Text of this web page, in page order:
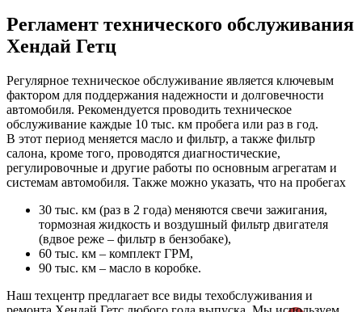
Регламент технического обслуживания
Хендай Гетц
Регулярное техническое обслуживание является ключевым
фактором для поддержания надежности и долговечности
автомобиля. Рекомендуется проводить техническое
обслуживание каждые 10 тыс. км пробега или раз в год.
В этот период меняется масло и фильтр, а также фильтр
салона, кроме того, проводятся диагностические,
регулировочные и другие работы по основным агрегатам и
системам автомобиля. Также можно указать, что на пробегах
30 тыс. км (раз в 2 года) меняются свечи зажигания,
тормозная жидкость и воздушный фильтр двигателя
(вдвое реже – фильтр в бензобаке),
60 тыс. км – комплект ГРМ,
90 тыс. км – масло в коробке.
Наш техцентр предлагает все виды техобслуживания и